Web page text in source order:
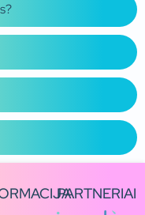
PARTNERIAI